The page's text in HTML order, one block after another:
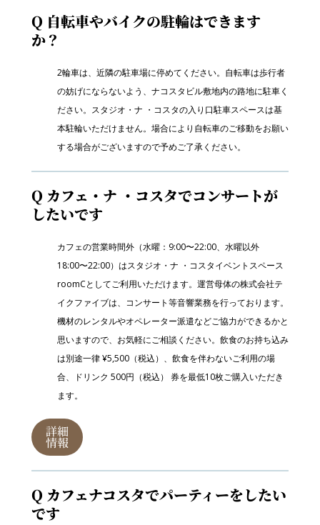
Q 自転車やバイクの駐輪はできます
か？
2輪車は、近隣の駐車場に停めてください。自転車は歩行者
の妨げにならないよう、ナコスタビル敷地内の路地に駐車く
ださい。スタジオ・ナ ・コスタの入り口駐車スペースは基
本駐輪いただけません。場合により自転車のご移動をお願い
する場合がございますので予めご了承ください。
Q カフェ・ナ ・コスタでコンサートが
したいです
カフェの営業時間外（水曜：9:00〜22:00、水曜以外
18:00〜22:00）はスタジオ・ナ ・コスタイベントスペース
roomCとしてご利用いただけます。運営母体の株式会社テ
イクファイブは、コンサート等音響業務を行っております。
機材のレンタルやオペレーター派遣などご協力ができるかと
思いますので、お気軽にご相談ください。飲食のお持ち込み
は別途一律 ¥5,500（税込）、飲食を伴わないご利用の場
合、ドリンク 500円（税込） 券を最低10枚ご購入いただき
ます。
詳細
情報
Q カフェナコスタでパーティーをしたい
です